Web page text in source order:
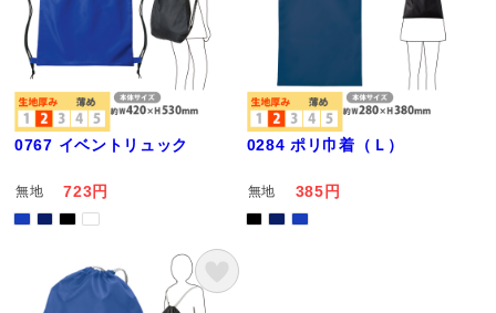
0767 イベントリュック
無地 723円
0284 ポリ巾着（Ｌ）
無地 385円